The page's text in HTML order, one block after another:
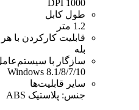
1000 DPI
طول کابل
1.2 متر
قابلیت کارکردن با
بله
سازگار با
Windows 8.1/8/7/10
سایر قابلیت‌ها
جنس: پلاستیک ABS